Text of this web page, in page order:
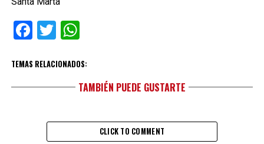
Facebook
TwitterWhatsApp
TEMAS RELACIONADOS:
TAMBIÉN PUEDE GUSTARTE
CLICK TO COMMENT